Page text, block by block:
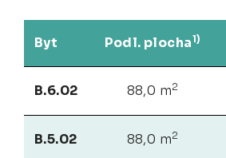
Byt Podl. plocha1)
B.6.02 88,0 m2
B.5.02 88,0 m2